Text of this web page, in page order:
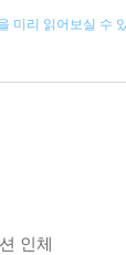
미리 읽어보실 수
인체